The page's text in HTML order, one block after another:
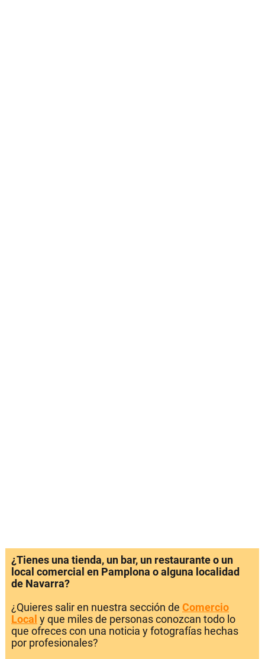
¿Tienes una tienda, un bar, un restaurante o un
local comercial en Pamplona o alguna localidad
de Navarra?
¿Quieres salir en nuestra sección de Comercio
Local y que miles de personas conozcan todo lo
que ofreces con una noticia y fotografías hechas
por profesionales?